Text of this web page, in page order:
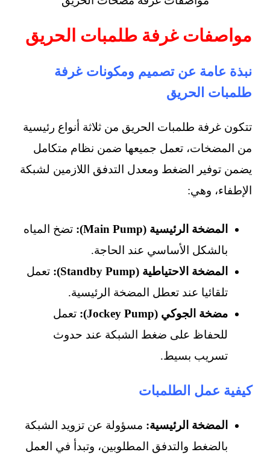
مواصفات غرفة طلمبات الحريق
نبذة عامة عن تصميم ومكونات غرفة
طلمبات الحريق
تتكون غرفة طلمبات الحريق من ثلاثة أنواع رئيسية
من المضخات، تعمل جميعها ضمن نظام متكامل
يضمن توفير الضغط ومعدل التدفق اللازمين لشبكة
الإطفاء، وهي:
المضخة الرئيسية (Main Pump):
تضخ المياه
بالشكل الأساسي عند الحاجة.
المضخة الاحتياطية (Standby Pump):
تعمل
تلقائيا عند تعطل المضخة الرئيسية.
مضخة الجوكي (Jockey Pump):
تعمل
للحفاظ على ضغط الشبكة عند حدوث
تسريب بسيط.
كيفية عمل الطلمبات
المضخة الرئيسية: مسؤولة عن تزويد الشبكة
بالضغط والتدفق المطلوبين، وتبدأ في العمل